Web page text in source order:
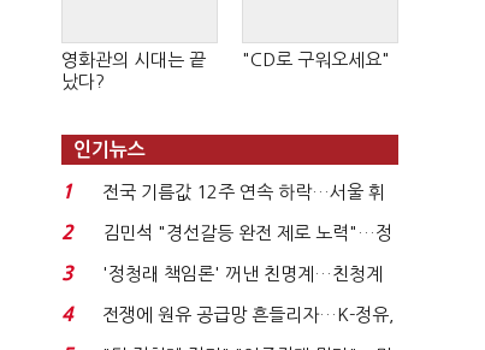
영화관의 시대는 끝
났다?
"CD로 구워오세요"
인기뉴스
1
전국 기름값 12주 연속 하락…서울 휘
발윳값 1909원...
2
김민석 "경선갈등 완전 제로 노력"…정
청래 "반명 공세 사...
3
'정청래 책임론' 꺼낸 친명계…친청계
는 추가투표 때리기...
4
전쟁에 원유 공급망 흔들리자…K-정유,
에너지안보 핵심...